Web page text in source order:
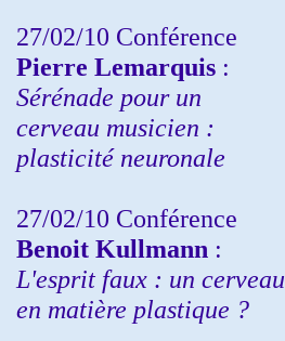
27/02/10 Conférence
Pierre Lemarquis :
Sérénade pour un
cerveau musicien :
plasticité neuronale
27/02/10 Conférence
Benoit Kullmann :
L'esprit faux : un cerveau
en matière plastique ?